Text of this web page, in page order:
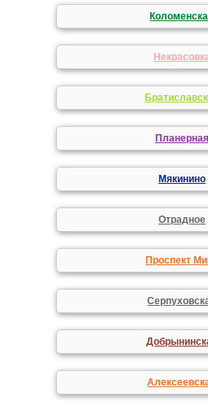
Планерная
Мякинино
Отрадное
Проспект